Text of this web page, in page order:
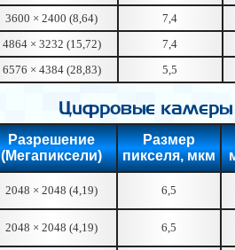
3600 × 2400 (8,64)
7,4
4864 × 3232 (15,72)
7,4
6576 × 4384 (28,83) 5,5
Цифровые
Разрешение
(Мегапиксели)
Размер
пикселя, мкм
2048 × 2048 (4,19) 6,5
2048 × 2048 (4,19) 6,5